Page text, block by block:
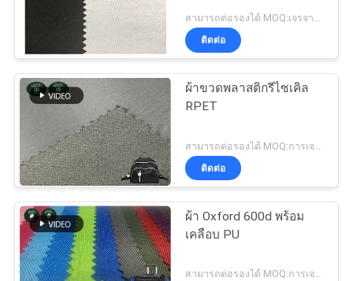
ติดต่อ
ผ้าขวดพลาสติกรีไซเคิล
RPET
ติดต่อ
ผ้า Oxford 600d พร้อม
เคลือบ PU
สามารถต่อรองได้ MOQ:การเจรจาต่อรอง